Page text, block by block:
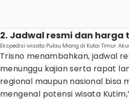
2. Jadwal resmi dan harga
Ekspedisi wisata Pulau Miang di Kutai Timur.
Trisno menambahkan, jadwal
menunggu kajian serta rapat
regional maupun nasional bisa
mengenal potensi wisata